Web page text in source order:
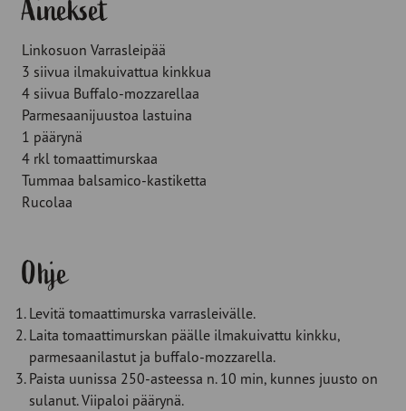
Ainekset
Linkosuon Varrasleipää
3 siivua ilmakuivattua kinkkua
4 siivua Buffalo-mozzarellaa
Parmesaanijuustoa lastuina
1 päärynä
4 rkl tomaattimurskaa
Tummaa balsamico-kastiketta
Rucolaa
Ohje
Levitä tomaattimurska varrasleivälle.
Laita tomaattimurskan päälle ilmakuivattu kinkku,
parmesaanilastut ja buffalo-mozzarella.
Paista uunissa 250-asteessa n. 10 min, kunnes juusto on
sulanut. Viipaloi päärynä.